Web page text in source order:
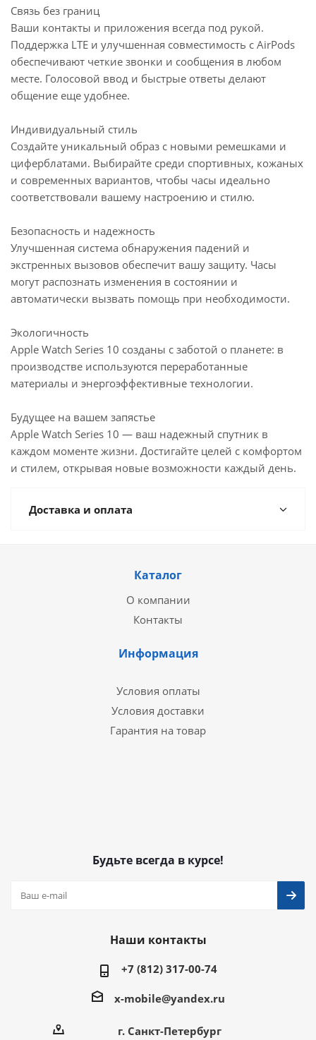
Связь без границ
Ваши контакты и приложения всегда под рукой.
Поддержка LTE и улучшенная совместимость с AirPods
обеспечивают четкие звонки и сообщения в любом
месте. Голосовой ввод и быстрые ответы делают
общение еще удобнее.
Индивидуальный стиль
Создайте уникальный образ с новыми ремешками и
циферблатами. Выбирайте среди спортивных, кожаных
и современных вариантов, чтобы часы идеально
соответствовали вашему настроению и стилю.
Безопасность и надежность
Улучшенная система обнаружения падений и
экстренных вызовов обеспечит вашу защиту. Часы
могут распознать изменения в состоянии и
автоматически вызвать помощь при необходимости.
Экологичность
Apple Watch Series 10 созданы с заботой о планете: в
производстве используются переработанные
материалы и энергоэффективные технологии.
Будущее на вашем запястье
Apple Watch Series 10 — ваш надежный спутник в
каждом моменте жизни. Достигайте целей с комфортом
и стилем, открывая новые возможности каждый день.
Доставка и оплата
Каталог
О компании
Контакты
Информация
Условия оплаты
Условия доставки
Гарантия на товар
Будьте всегда в курсе!
Наши контакты
+7 (812) 317-00-74
x-mobile@yandex.ru
г. Санкт-Петербург